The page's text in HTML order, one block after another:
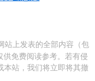
站上发表的全部内容（包
免费阅读参考。若有侵
本站，我们将立即将其撤